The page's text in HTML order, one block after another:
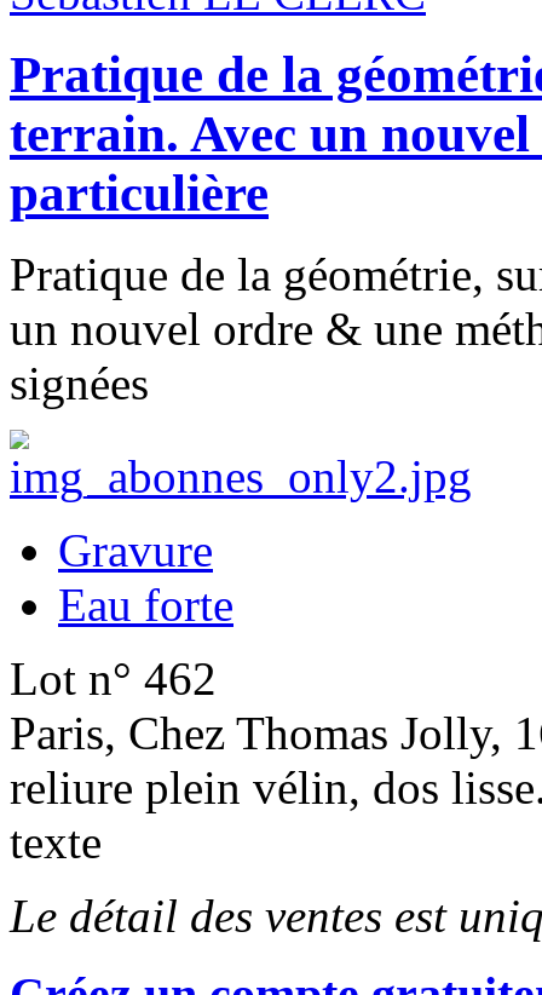
Pratique de la
terrain. Avec un
particulière
Pratique de la géométrie,
un nouvel ordre & une
signées
Gravure
Eau forte
Lot n° 462
Paris, Chez Thomas Jolly,
reliure plein vélin, dos
texte
Le détail des ventes est